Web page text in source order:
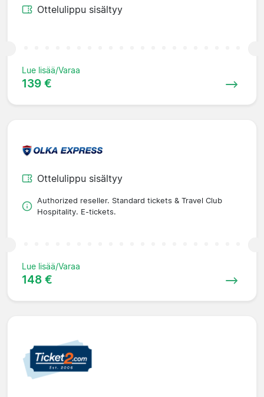
Ottelulippu sisältyy
Lue lisää/Varaa
139 €
Ottelulippu sisältyy
Authorized reseller. Standard tickets & Travel Club
Hospitality. E-tickets.
Lue lisää/Varaa
148 €